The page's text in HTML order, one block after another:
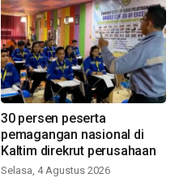
30 persen peserta
pemagangan nasional di
Kaltim direkrut perusahaan
Selasa, 4 Agustus 2026